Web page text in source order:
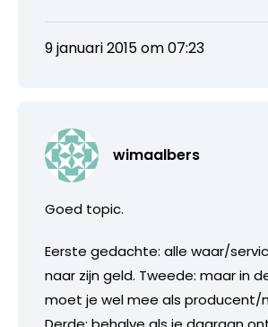
9 januari 2015 om 07:23
wimaalbers
Goed topic.
Eerste gedachte: alle waar/
naar zijn geld. Tweede: maar in
moet je wel mee als producent/